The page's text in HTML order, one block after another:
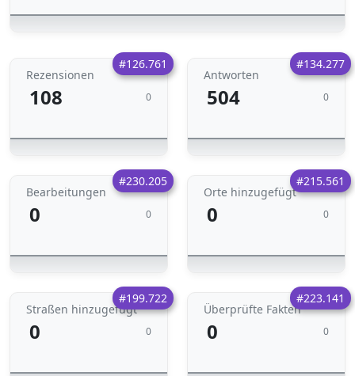
#126.761
Rezensionen
108 0
#134.277
Antworten
504 0
#230.205
Bearbeitungen
0 0
#215.561
Orte hinzugefügt
0 0
#199.722
Straßen hinzugefügt
0 0
#223.141
Überprüfte Fakten
0 0